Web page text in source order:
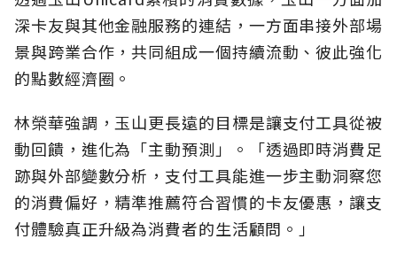
深卡友與其他金融服務的連結，一方面串接外部場
景與跨業合作，共同組成一個持續流動、彼此強化
的點數經濟圈。
林榮華強調，玉山更長遠的目標是讓支付工具從被
動回饋，進化為「主動預測」。「透過即時消費足
跡與外部變數分析，支付工具能進一步主動洞察您
的消費偏好，精準推薦符合習慣的卡友優惠，讓支
付體驗真正升級為消費者的生活顧問。」